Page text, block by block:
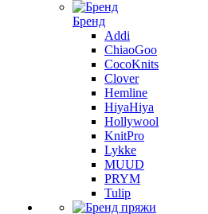
Бренд
Addi
ChiaoGoo
CocoKnits
Clover
Hemline
HiyaHiya
Hollywool
KnitPro
Lykke
MUUD
PRYM
Tulip